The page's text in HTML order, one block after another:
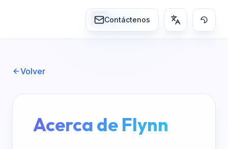
Contáctenos
lynn
Volver
Acerca de Flynn